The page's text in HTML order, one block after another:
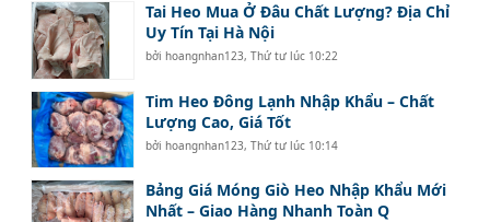
Tai Heo Mua Ở Đâu Chất Lượng? Địa Chỉ
Uy Tín Tại Hà Nội
bởihoangnhan123,Thứ tư lúc 10:22
Tim Heo Đông Lạnh Nhập Khẩu – Chất
Lượng Cao, Giá Tốt
bởihoangnhan123,Thứ tư lúc 10:14
Bảng Giá Móng Giò Heo Nhập Khẩu Mới
Nhất – Giao Hàng Nhanh Toàn Q